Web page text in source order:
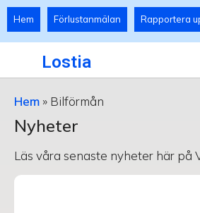
Hem Förlustanmälan Rapportera
Lostia
Hem » Bilförmån
Nyheter
Läs våra senaste nyheter här på